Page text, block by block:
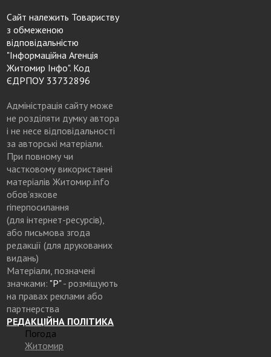
Сайт належить Товариству
з обмеженою
відповідальністю
"Інформаційна Агенція
Житомир Інфо". Код
ЄДРПОУ 33732896
Адміністрація сайту може
не розділяти думку автора
і не несе відповідальності
за авторські матеріали.
При повному чи
частковому використанні
матеріалів Житомир.info
обов’язкове
гіперпосилання
(для інтернет-ресурсів),
або письмова згода
редакції (для друкованих
видань)
Матеріали, позначені
значками: "Р"- розміщують
на правах реклами або
партнерства
РЕДАКЦІЙНА ПОЛІТИКА
Погода
Житомир